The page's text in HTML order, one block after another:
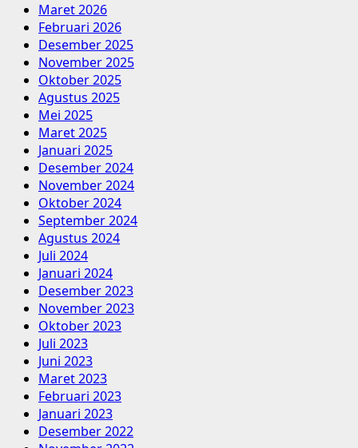
Maret 2026
Februari 2026
Desember 2025
November 2025
Oktober 2025
Agustus 2025
Mei 2025
Maret 2025
Januari 2025
Desember 2024
November 2024
Oktober 2024
September 2024
Agustus 2024
Juli 2024
Januari 2024
Desember 2023
November 2023
Oktober 2023
Juli 2023
Juni 2023
Maret 2023
Februari 2023
Januari 2023
Desember 2022